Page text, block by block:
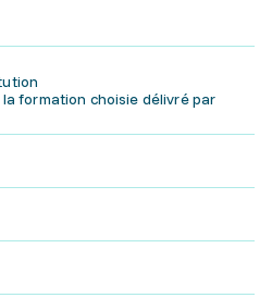
formation choisie délivré par